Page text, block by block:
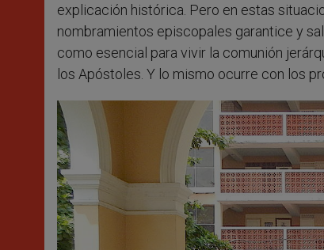
explicación histórica. Pero en estas
nombramientos episcopales garantice y
como esencial para vivir la comunión
los Apóstoles. Y lo mismo ocurre con los